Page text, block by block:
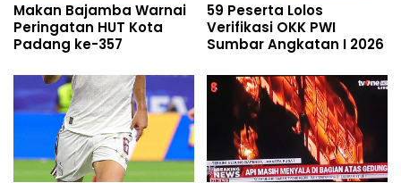
Makan Bajamba Warnai
Peringatan HUT Kota
Padang ke-357
59 Peserta Lolos
Verifikasi OKK PWI
Sumbar Angkatan I 2026